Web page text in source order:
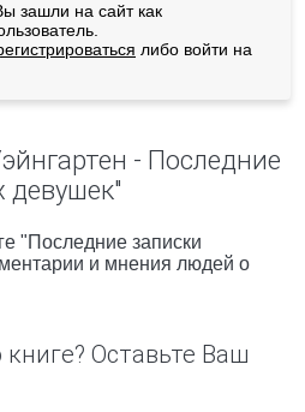
зашли на сайт как
либо войти на
- Последние
девушек"
"Последние записки
и мнения людей о
Оставьте Ваш